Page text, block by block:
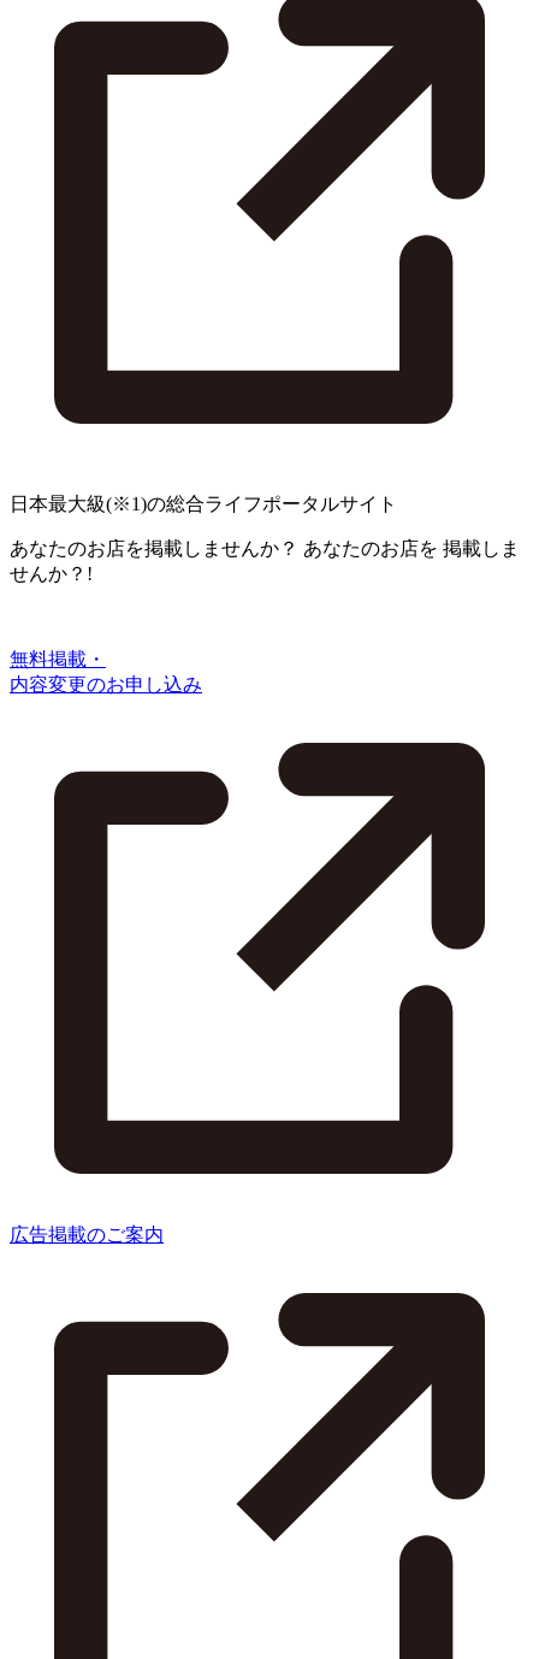
日本最大級(※1)の総合ライフポータルサイト
あなたのお店を掲載しませんか？ あなたのお店を 掲載しま
せんか？!
無料掲載・
内容変更のお申し込み
広告掲載のご案内